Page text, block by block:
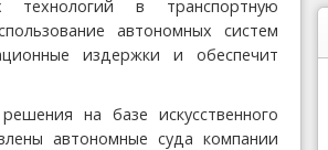
технологий в транспортную
автономных систем
издержки и обеспечит
на базе искусственного
автономные суда компании